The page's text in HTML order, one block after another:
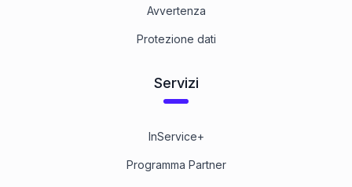
Avvertenza
Protezione dati
Servizi
InService+
Programma Partner